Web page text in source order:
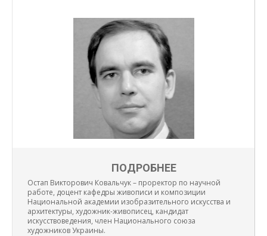
ПОДРОБНЕЕ
Остап Викторович Ковальчук – проректор по научной
работе, доцент кафедры живописи и композиции
Национальной академии изобразительного искусства и
архитектуры, художник-живописец, кандидат
искусствоведения, член Национального союза
художников Украины.